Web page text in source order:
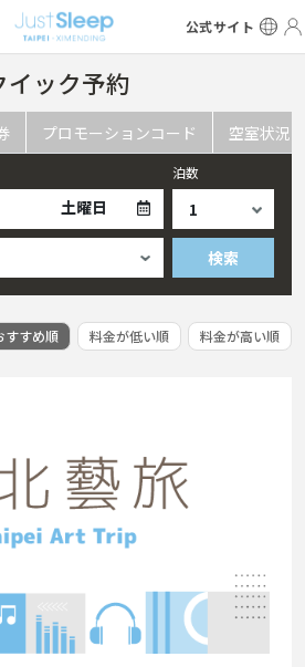
公式サイト
イック予約
プロモーションコード 空室状況
土曜日
泊数
検索
すすめ順 料金が低い順 料金が高い順